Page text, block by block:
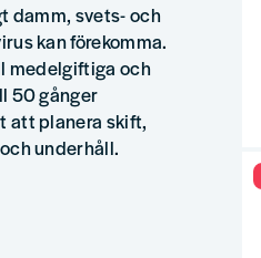
damm, svets- och
kan förekomma.
medelgiftiga och
50 gånger
att planera skift,
underhåll.